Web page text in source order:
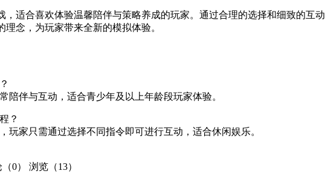
，适合喜欢体验温馨陪伴与策略养成的玩家。通过合理的选择和细致的互
念，为玩家带来全新的模拟体验。
陪伴与互动，适合青少年及以上年龄段玩家体验。
？
玩家只需通过选择不同指令即可进行互动，适合休闲娱乐。
0） 浏览（13）